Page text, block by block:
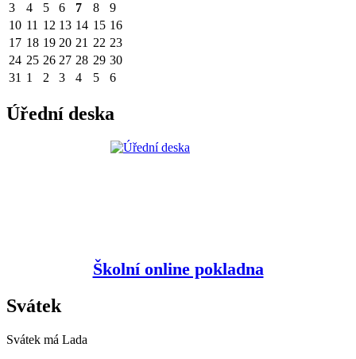
3
4 5 6 7 8
9
10 11 12 13 14 15 16
17 18 19 20 21 22 23
24 25 26 27 28 29 30
31 1 2 3 4 5 6
Úřední deska
Školní online pokladna
Svátek
Svátek má Lada